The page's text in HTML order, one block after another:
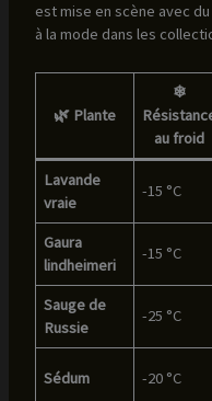
est mise en scène avec
à la mode dans les
🌿 Plante
❄
au froid
Lavande
vraie
-15 °C
Gaura
lindheimeri
-15 °C
Sauge de
Russie
-25 °C
Sédum -20 °C